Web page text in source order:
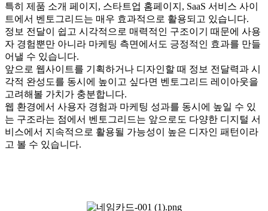
특히 제품 소개 페이지, 스타트업 홈페이지, SaaS 서비스 사이
트에서 벤토그리드는 매우 효과적으로 활용되고 있습니다.
정보 전달이 쉽고 시각적으로 매력적인 구조이기 때문에 사용
자 경험뿐만 아니라 마케팅 측면에서도 긍정적인 효과를 만들
어낼 수 있습니다.
앞으로 웹사이트를 기획하거나 디자인할 때 정보 전달력과 시
각적 완성도를 동시에 높이고 싶다면 벤토그리드 레이아웃을
고려해볼 가치가 충분합니다.
웹 환경에서 사용자 경험과 마케팅 성과를 동시에 높일 수 있
는 구조라는 점에서 벤토그리드는 앞으로도 다양한 디지털 서
비스에서 지속적으로 활용될 가능성이 높은 디자인 패턴이라
고 볼 수 있습니다.